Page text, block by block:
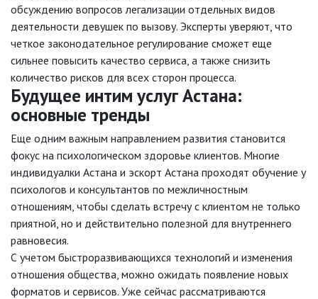
обсуждению вопросов легализации отдельных видов
деятельности девушек по вызову. Эксперты уверяют, что
четкое законодательное регулирование сможет еще
сильнее повысить качество сервиса, а также снизить
количество рисков для всех сторон процесса.
Будущее интим услуг Астана:
основные тренды
Еще одним важным направлением развития становится
фокус на психологическом здоровье клиентов. Многие
индивидуалки Астана и эскорт Астана проходят обучение у
психологов и консультантов по межличностным
отношениям, чтобы сделать встречу с клиентом не только
приятной, но и действительно полезной для внутреннего
равновесия.
С учетом быстроразвивающихся технологий и изменения
отношения общества, можно ожидать появление новых
форматов и сервисов. Уже сейчас рассматриваются